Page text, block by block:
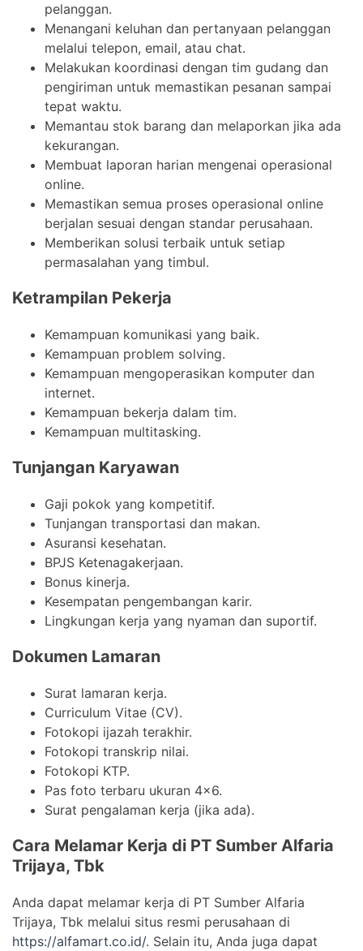
pelanggan.
Menangani keluhan dan pertanyaan pelanggan
melalui telepon, email, atau chat.
Melakukan koordinasi dengan tim gudang dan
pengiriman untuk memastikan pesanan sampai
tepat waktu.
Memantau stok barang dan melaporkan jika ada
kekurangan.
Membuat laporan harian mengenai operasional
online.
Memastikan semua proses operasional online
berjalan sesuai dengan standar perusahaan.
Memberikan solusi terbaik untuk setiap
permasalahan yang timbul.
Ketrampilan Pekerja
Kemampuan komunikasi yang baik.
Kemampuan problem solving.
Kemampuan mengoperasikan komputer dan
internet.
Kemampuan bekerja dalam tim.
Kemampuan multitasking.
Tunjangan Karyawan
Gaji pokok yang kompetitif.
Tunjangan transportasi dan makan.
Asuransi kesehatan.
BPJS Ketenagakerjaan.
Bonus kinerja.
Kesempatan pengembangan karir.
Lingkungan kerja yang nyaman dan suportif.
Dokumen Lamaran
Surat lamaran kerja.
Curriculum Vitae (CV).
Fotokopi ijazah terakhir.
Fotokopi transkrip nilai.
Fotokopi KTP.
Pas foto terbaru ukuran 4×6.
Surat pengalaman kerja (jika ada).
Cara Melamar Kerja di PT Sumber Alfaria
Trijaya, Tbk
Anda dapat melamar kerja di PT Sumber Alfaria
Trijaya, Tbk melalui situs resmi perusahaan di
https://alfamart.co.id/. Selain itu, Anda juga dapat